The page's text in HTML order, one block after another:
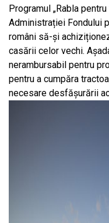
Programul „Rabla
Administrației Fondului
români să-și
casării celor vechi.
nerambursabil pentru
pentru a cumpăra
necesare desfășurării